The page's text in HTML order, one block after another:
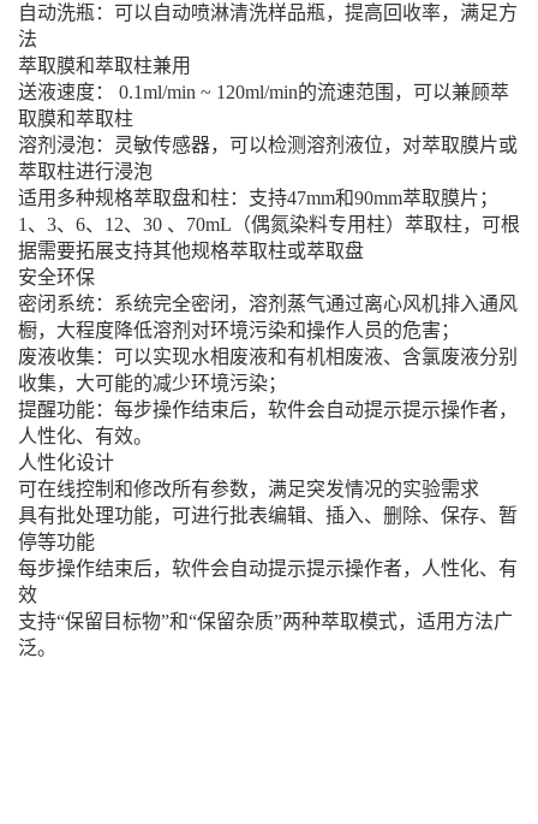
自动洗瓶：可以自动喷淋清洗样品瓶，提高回收率，满足方
法
萃取膜和萃取柱兼用
送液速度： 0.1ml/min ~ 120ml/min的流速范围，可以兼顾萃
取膜和萃取柱
溶剂浸泡：灵敏传感器，可以检测溶剂液位，对萃取膜片或
萃取柱进行浸泡
适用多种规格萃取盘和柱：支持47mm和90mm萃取膜片；
1、3、6、12、30 、70mL（偶氮染料专用柱）萃取柱，可根
据需要拓展支持其他规格萃取柱或萃取盘
安全环保
密闭系统：系统完全密闭，溶剂蒸气通过离心风机排入通风
橱，大程度降低溶剂对环境污染和操作人员的危害；
废液收集：可以实现水相废液和有机相废液、含氯废液分别
收集，大可能的减少环境污染；
提醒功能：每步操作结束后，软件会自动提示提示操作者，
人性化、有效。
人性化设计
可在线控制和修改所有参数，满足突发情况的实验需求
具有批处理功能，可进行批表编辑、插入、删除、保存、暂
停等功能
每步操作结束后，软件会自动提示提示操作者，人性化、有
效
支持“保留目标物”和“保留杂质”两种萃取模式，适用方法广
泛。